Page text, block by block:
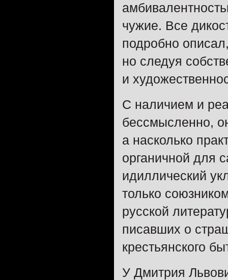
чужие. Все
подробно
но следуя
и
С наличием и
бессмысленно,
а насколько
органичной для
идиллический
только
русской
писавших о
крестьянского
У Дмитрия